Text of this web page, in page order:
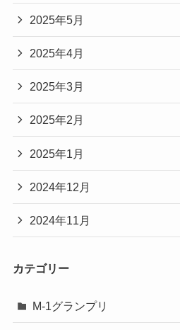
2025年5月
2025年4月
2025年3月
2025年2月
2025年1月
2024年12月
2024年11月
カテゴリー
M-1グランプリ